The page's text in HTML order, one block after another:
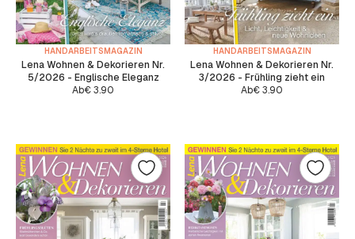
HANDARBEITSMAGAZIN
Lena Wohnen & Dekorieren Nr.
5/2026 - Englische Eleganz
Ab€3.90
HANDARBEITSMAGAZIN
Lena Wohnen & Dekorieren Nr.
3/2026 - Frühling zieht ein
Ab€3.90